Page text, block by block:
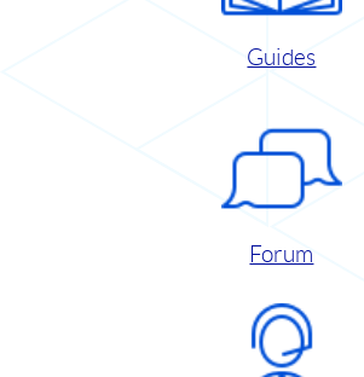
Guides
Forum